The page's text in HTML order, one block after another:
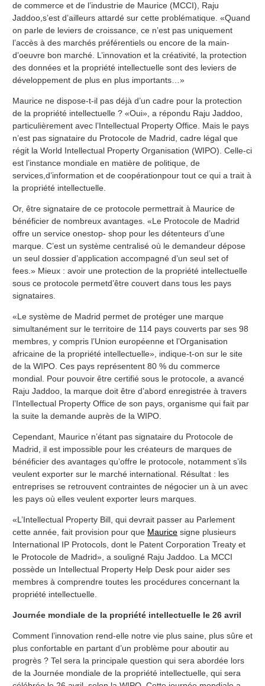
de commerce et de l’industrie de Maurice (MCCI), Raju
Jaddoo,s’est d’ailleurs attardé sur cette problématique. «Quand
on parle de leviers de croissance, ce n’est pas uniquement
l’accès à des marchés préférentiels ou encore de la main-
d’oeuvre bon marché. L’innovation et la créativité, la protection
des données et la propriété intellectuelle sont des leviers de
développement de plus en plus importants…»
Maurice ne dispose-t-il pas déjà d’un cadre pour la protection
de la propriété intellectuelle ? «Oui», a répondu Raju Jaddoo,
particulièrement avec l’Intellectual Property Office. Mais le pays
n’est pas signataire du Protocole de Madrid, cadre légal que
régit la World Intellectual Property Organisation (WIPO). Celle-ci
est l’instance mondiale en matière de politique, de
services,d’information et de coopérationpour tout ce qui a trait à
la propriété intellectuelle.
Or, être signataire de ce protocole permettrait à Maurice de
bénéficier de nombreux avantages. «Le Protocole de Madrid
offre un service onestop- shop pour les détenteurs d’une
marque. C’est un système centralisé où le demandeur dépose
un seul dossier d’application accompagné d’un seul set of
fees.» Mieux : avoir une protection de la propriété intellectuelle
sous ce protocole permetd’être couvert dans tous les pays
signataires.
«Le système de Madrid permet de protéger une marque
simultanément sur le territoire de 114 pays couverts par ses 98
membres, y compris l’Union européenne et l’Organisation
africaine de la propriété intellectuelle», indique-t-on sur le site
de la WIPO. Ces pays représentent 80 % du commerce
mondial. Pour pouvoir être certifié sous le protocole, a avancé
Raju Jaddoo, la marque doit être d’abord enregistrée à travers
l’Intellectual Property Office de son pays, organisme qui fait par
la suite la demande auprès de la WIPO.
Cependant, Maurice n’étant pas signataire du Protocole de
Madrid, il est impossible pour les créateurs de marques de
bénéficier des avantages qu’offre le protocole, notamment s’ils
veulent exporter sur le marché international. Résultat : les
entreprises se retrouvent contraintes de négocier un à un avec
les pays où elles veulent exporter leurs marques.
«L’Intellectual Property Bill, qui devrait passer au Parlement
cette année, fait provision pour que Maurice signe plusieurs
International IP Protocols, dont le Patent Corporation Treaty et
le Protocole de Madrid», a souligné Raju Jaddoo. La MCCI
possède un Intellectual Property Help Desk pour aider ses
membres à comprendre toutes les procédures concernant la
propriété intellectuelle.
Journée mondiale de la propriété intellectuelle le 26 avril
Comment l’innovation rend-elle notre vie plus saine, plus sûre et
plus confortable en partant d’un problème pour aboutir au
progrès ? Tel sera la principale question qui sera abordée lors
de la Journée mondiale de la propriété intellectuelle, qui sera